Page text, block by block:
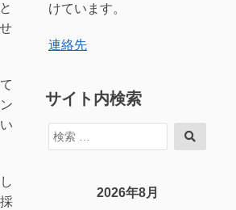
けています。
連絡先
サイト内検索
検
索
索
2026年8月